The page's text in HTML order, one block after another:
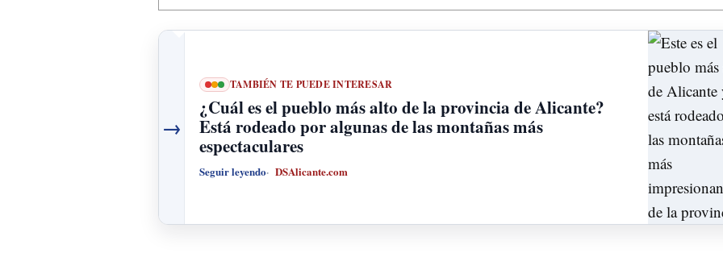
→
TAMBIÉN TE PUEDE INTERESAR
¿Cuál es el pueblo más alto de la provincia de Alicante?
Está rodeado por algunas de las montañas más
espectaculares
Seguir leyendo DSAlicante.com